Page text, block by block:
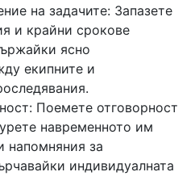
на задачите: Запазете
и крайни срокове
ясно
екипните и
Поемете отговорност
навременното им
напомняния за
индивидуалната